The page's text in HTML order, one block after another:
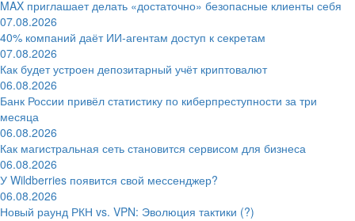
MAX приглашает делать «достаточно» безопасные клиенты себя
07.08.2026
40% компаний даёт ИИ‑агентам доступ к секретам
07.08.2026
Как будет устроен депозитарный учёт криптовалют
06.08.2026
Банк России привёл статистику по киберпреступности за три
месяца
06.08.2026
Как магистральная сеть становится сервисом для бизнеса
06.08.2026
У Wildberries появится свой мессенджер?
06.08.2026
Новый раунд РКН vs. VPN: Эволюция тактики (?)